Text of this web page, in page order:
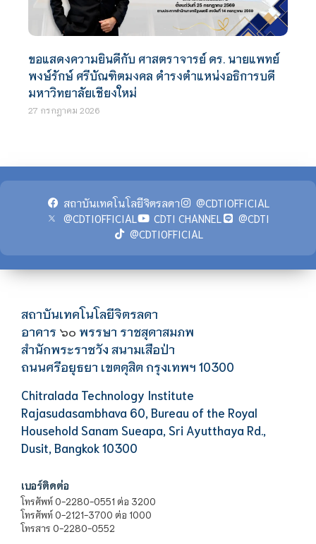
ขอแสดงความยินดีกับ ศาสตราจารย์ ดร. นายแพทย์
พงษ์รักษ์ ศรีบัณฑิตมงคล ดำรงตำแหน่งอธิการบดี
มหาวิทยาลัยเชียงใหม่
27 กรกฎาคม 2026
สถาบันเทคโนโลยีจิตรลดา
@CDTIOFFICIAL
@CDTIOFFICIAL
CDTI CHANNEL
@CDTI
@CDTIOFFICIAL
สถาบันเทคโนโลยีจิตรลดา
อาคาร ๖๐ พรรษา ราชสุดาสมภพ
สำนักพระราชวัง สนามเสือป่า
ถนนศรีอยุธยา เขตดุสิต กรุงเทพฯ 10300
Chitralada Technology Institute
Rajasudasambhava 60, Bureau of the Royal
Household Sanam Sueapa, Sri Ayutthaya Rd.,
Dusit, Bangkok 10300
เบอร์ติดต่อ
โทรศัพท์ 0-2280-0551 ต่อ 3200
โทรศัพท์ 0-2121-3700 ต่อ 1000
โทรสาร 0-2280-0552